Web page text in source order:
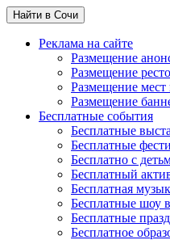
Найти в Сочи
Реклама на сайте
Размещение
Размещение
Размещение
Размещение
Бесплатные события
Бесплатные
Бесплатные
Бесплатно с
Бесплатный
Бесплатная
Бесплатные шоу
Бесплатные
Бесплатное